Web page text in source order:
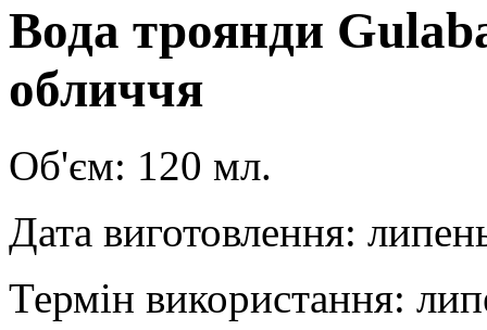
Вода троянди
обличчя
Об'єм: 120 мл.
Дата виготовлення:
Термін використання: